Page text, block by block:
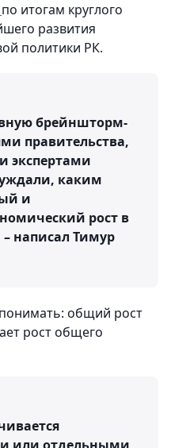
по итогам круглого
развития
политики РК.
брейншторм-
правительства,
экспертами
каким
и
рост в
написал Тимур
общий рост
рост общего